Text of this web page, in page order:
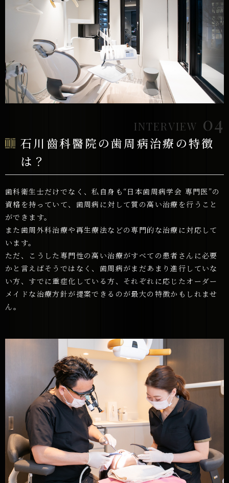
石川齒科醫院の歯周病治療の特徴
は？
INTERVIEW 04
歯科衛生士だけでなく、私自身も“日本歯周病学会 専門医”の
資格を持っていて、歯周病に対して質の高い治療を行うこと
ができます。
また歯周外科治療や再生療法などの専門的な治療に対応して
います。
ただ、こうした専門性の高い治療がすべての患者さんに必要
かと言えばそうではなく、歯周病がまだあまり進行していな
い方、すでに重症化している方、それぞれに応じたオーダー
メイドな治療方針が提案できるのが最大の特徴かもしれませ
ん。